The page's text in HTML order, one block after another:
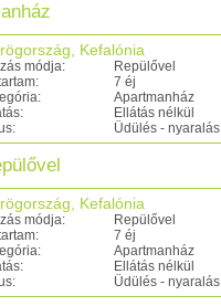
Kefalónia
módja:
Repülővel
7 éj
Apartmanház
Ellátás nélkül
Üdülés - nyaralás
Kefalónia
módja:
Repülővel
7 éj
Apartmanház
Ellátás nélkül
Üdülés - nyaralás